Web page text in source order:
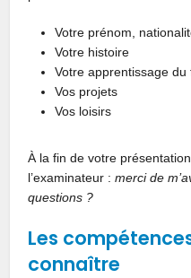
Votre prénom,
Votre histoire
Votre apprentissage du
Vos projets
Vos loisirs
À la fin de votre
l’examinateur :merci de
questions ?
Les
connaître